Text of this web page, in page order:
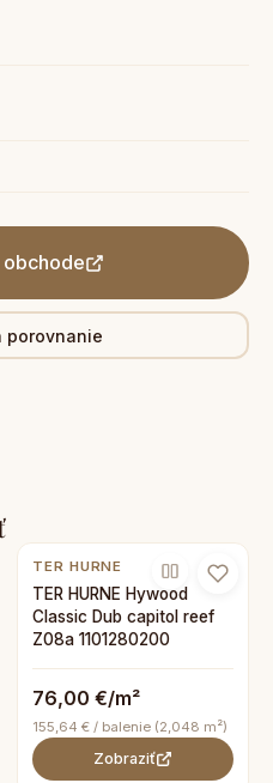
porovnanie
TER HURNE
TER HURNE Hywood
Classic Dub capitol reef
Z08a 1101280200
76,00 €/m²
155,64 € / balenie (2,048 m²)
Zobraziť